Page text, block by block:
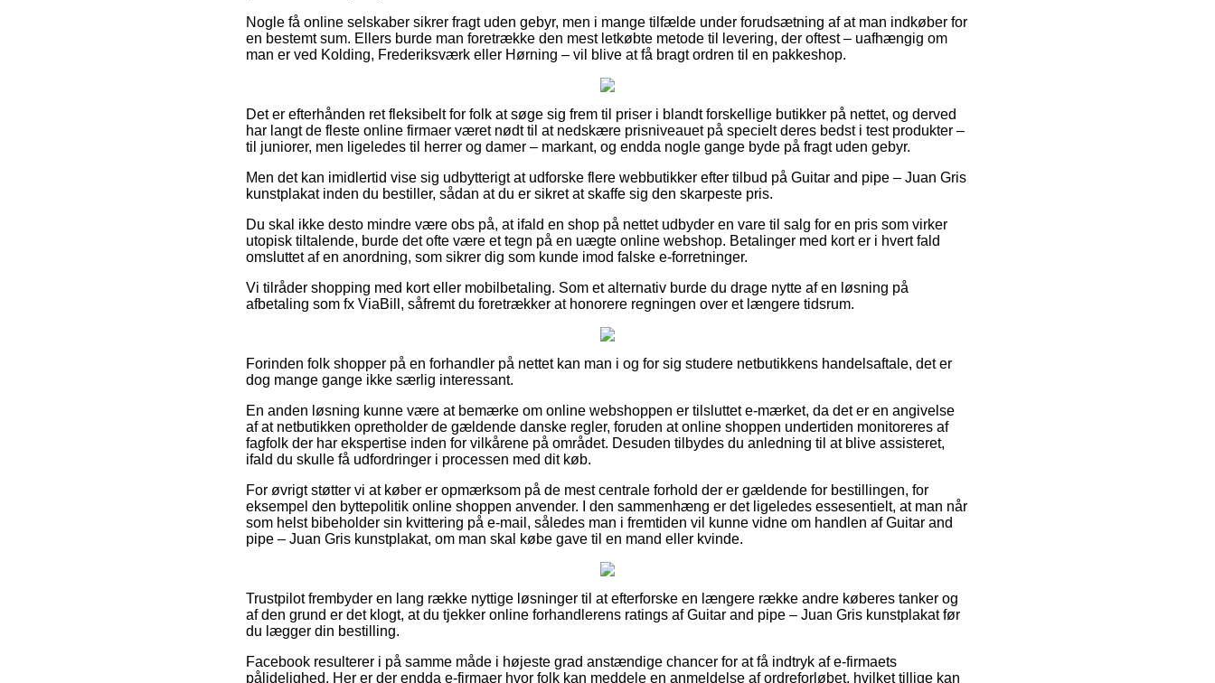
Nogle få online selskaber sikrer fragt uden gebyr, men i mange tilfælde under forudsætning af at man indkøber for
en bestemt sum. Ellers burde man foretrække den mest letkøbte metode til levering, der oftest – uafhængig om
man er ved Kolding, Frederiksværk eller Hørning – vil blive at få bragt ordren til en pakkeshop.
Det er efterhånden ret fleksibelt for folk at søge sig frem til priser i blandt forskellige butikker på nettet, og derved
har langt de fleste online firmaer været nødt til at nedskære prisniveauet på specielt deres bedst i test produkter –
til juniorer, men ligeledes til herrer og damer – markant, og endda nogle gange byde på fragt uden gebyr.
Men det kan imidlertid vise sig udbytterigt at udforske flere webbutikker efter tilbud på Guitar and pipe – Juan Gris
kunstplakat inden du bestiller, sådan at du er sikret at skaffe sig den skarpeste pris.
Du skal ikke desto mindre være obs på, at ifald en shop på nettet udbyder en vare til salg for en pris som virker
utopisk tiltalende, burde det ofte være et tegn på en uægte online webshop. Betalinger med kort er i hvert fald
omsluttet af en anordning, som sikrer dig som kunde imod falske e-forretninger.
Vi tilråder shopping med kort eller mobilbetaling. Som et alternativ burde du drage nytte af en løsning på
afbetaling som fx ViaBill, såfremt du foretrækker at honorere regningen over et længere tidsrum.
Forinden folk shopper på en forhandler på nettet kan man i og for sig studere netbutikkens handelsaftale, det er
dog mange gange ikke særlig interessant.
En anden løsning kunne være at bemærke om online webshoppen er tilsluttet e-mærket, da det er en angivelse
af at netbutikken opretholder de gældende danske regler, foruden at online shoppen undertiden monitoreres af
fagfolk der har ekspertise inden for vilkårene på området. Desuden tilbydes du anledning til at blive assisteret,
ifald du skulle få udfordringer i processen med dit køb.
For øvrigt støtter vi at køber er opmærksom på de mest centrale forhold der er gældende for bestillingen, for
eksempel den byttepolitik online shoppen anvender. I den sammenhæng er det ligeledes essesentielt, at man når
som helst bibeholder sin kvittering på e-mail, således man i fremtiden vil kunne vidne om handlen af Guitar and
pipe – Juan Gris kunstplakat, om man skal købe gave til en mand eller kvinde.
Trustpilot frembyder en lang række nyttige løsninger til at efterforske en længere række andre køberes tanker og
af den grund er det klogt, at du tjekker online forhandlerens ratings af Guitar and pipe – Juan Gris kunstplakat før
du lægger din bestilling.
Facebook resulterer i på samme måde i højeste grad anstændige chancer for at få indtryk af e-firmaets
pålidelighed. Her er der endda e-firmaer hvor folk kan meddele en anmeldelse af ordreforløbet, hvilket tillige kan